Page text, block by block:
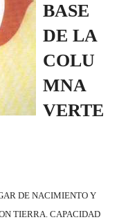
BASE
DE LA
COLU
MNA
VERTE
DE NACIMIENTO Y
TIERRA. CAPACIDAD